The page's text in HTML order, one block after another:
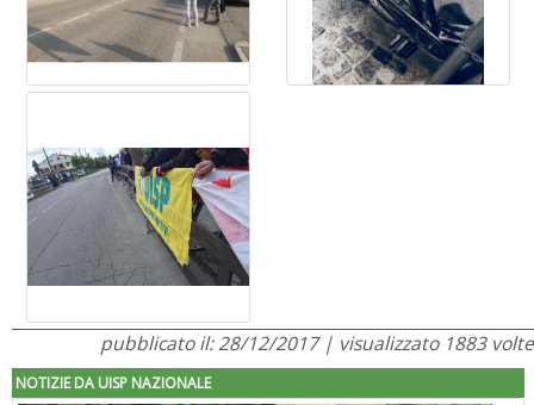
pubblicato il: 28/12/2017 | visualizzato 1883 volte
NOTIZIE DA UISP NAZIONALE